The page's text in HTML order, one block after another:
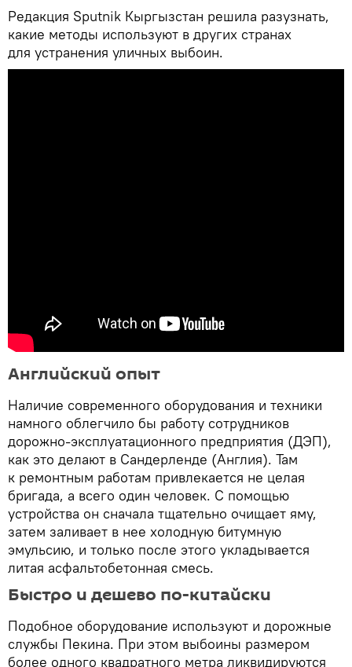
Редакция Sputnik Кыргызстан решила разузнать,
какие методы используют в других странах
для устранения уличных выбоин.
Английский опыт
Наличие современного оборудования и техники
намного облегчило бы работу сотрудников
дорожно-эксплуатационного предприятия (ДЭП),
как это делают в Сандерленде (Англия). Там
к ремонтным работам привлекается не целая
бригада, а всего один человек. С помощью
устройства он сначала тщательно очищает яму,
затем заливает в нее холодную битумную
эмульсию, и только после этого укладывается
литая асфальтобетонная смесь.
Быстро и дешево по-китайски
Подобное оборудование используют и дорожные
службы Пекина. При этом выбоины размером
более одного квадратного метра ликвидируются